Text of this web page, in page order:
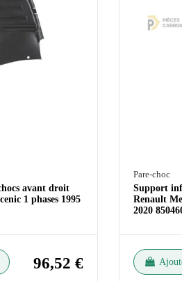
avant droit
1 phases 1995
96,52 €
Pare-choc
Support
Renault
2020